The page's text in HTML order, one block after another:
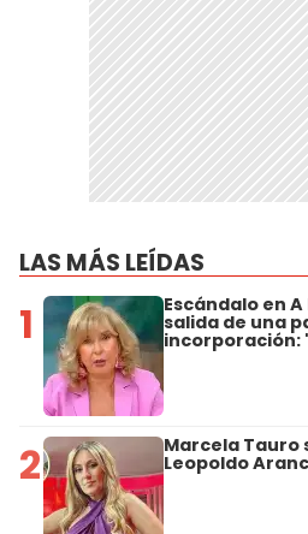
LAS MÁS LEÍDAS
1 Escándalo en
salida de una
incorporación:
2 Marcela Tauro
Leopoldo